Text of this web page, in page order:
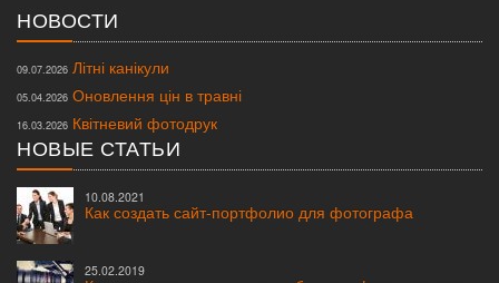
НОВОСТИ
09.07.2026 Літні канікули
05.04.2026 Оновлення цін в травні
16.03.2026 Квітневий фотодрук
НОВЫЕ СТАТЬИ
10.08.2021
Как создать сайт-портфолио для фотографа
25.02.2019